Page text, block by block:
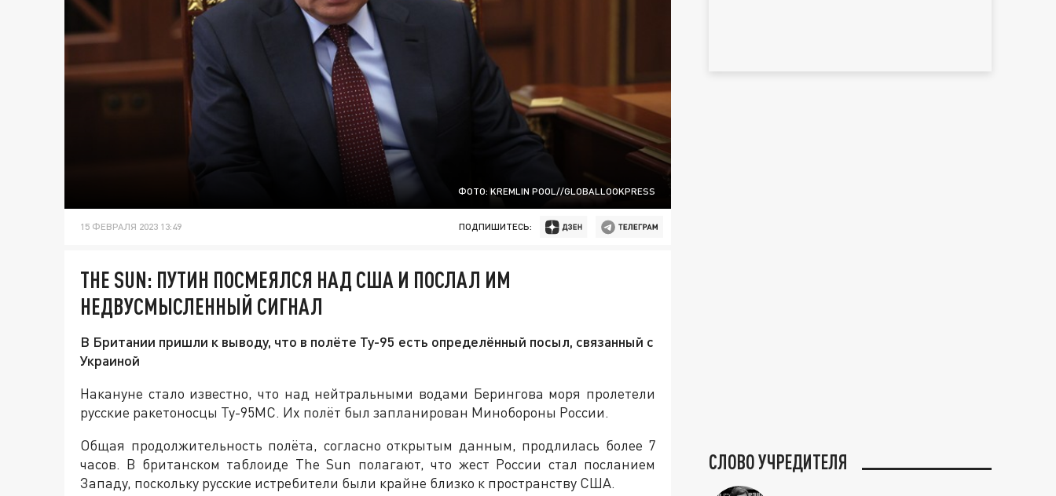
ФОТО: KREMLIN POOL//GLOBALLOOKPRESS
15 ФЕВРАЛЯ 2023 13:49 ПОДПИШИТЕСЬ:
THE SUN: ПУТИН ПОСМЕЯЛСЯ НАД США И ПОСЛАЛ ИМ
НЕДВУСМЫСЛЕННЫЙ СИГНАЛ
В Британии пришли к выводу, что в полёте Ту-95 есть определённый посыл, связанный с
Украиной
Накануне стало известно, что над нейтральными водами Берингова моря пролетели
русские ракетоносцы Ту-95МС. Их полёт был запланирован Минобороны России.
Общая продолжительность полёта, согласно открытым данным, продлилась более 7
часов. В британском таблоиде The Sun полагают, что жест России стал посланием
Западу, поскольку русские истребители были крайне близко к пространству США.
СЛОВО УЧРЕДИТЕЛЯ